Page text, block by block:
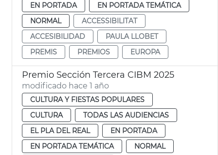
EN PORTADA
EN PORTADA TEMÁTICA
NORMAL
ACCESSIBILITAT
ACCESIBILIDAD
PAULA LLOBET
PREMIS
PREMIOS EUROPA
Premio Sección Tercera CIBM 2025
modificado hace 1 año
CULTURA Y FIESTAS POPULARES
CULTURA
TODAS LAS AUDIENCIAS
EL PLA DEL REAL
EN PORTADA
EN PORTADA TEMÁTICA
NORMAL